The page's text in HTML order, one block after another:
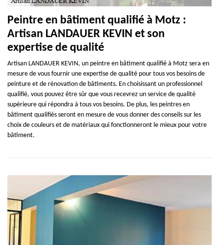
Peintre en bâtiment qualifié à Motz :
Artisan LANDAUER KEVIN et son
expertise de qualité
Artisan LANDAUER KEVIN, un peintre en bâtiment qualifié à Motz sera en
mesure de vous fournir une expertise de qualité pour tous vos besoins de
peinture et de rénovation de bâtiments. En choisissant un professionnel
qualifié, vous pouvez être sûr que vous recevrez un service de qualité
supérieure qui répondra à tous vos besoins. De plus, les peintres en
bâtiment qualifiés seront en mesure de vous donner des conseils sur les
choix de couleurs et de matériaux qui fonctionneront le mieux pour votre
bâtiment.